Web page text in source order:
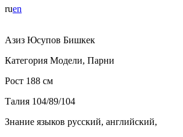
ruen
Азиз Юсупов Бишкек
Категория Модели, Парни
Рост 188 см
Талия 104/89/104
Знание языков русский, английский,